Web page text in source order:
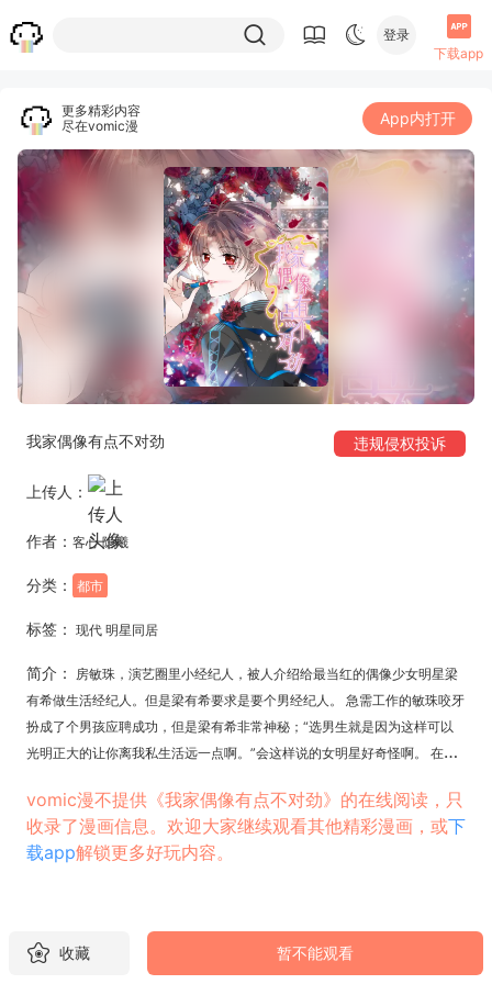
登录
下载app
更多精彩内容
尽在vomic漫
App内打开
我家偶像有点不对劲 违规侵权投诉
上传人：
作者： 客心 隐曦
分类： 都市
标签： 现代 明星同居
简介：
房敏珠，演艺圈里小经纪人，被人介绍给最当红的偶像少女明星梁
有希做生活经纪人。但是梁有希要求是要个男经纪人。 急需工作的敏珠咬牙
扮成了个男孩应聘成功，但是梁有希非常神秘；“选男生就是因为这样可以
光明正大的让你离我私生活远一点啊。”会这样说的女明星好奇怪啊。 在某
vomic漫不提供《我家偶像有点不对劲》的在线阅读，只
收录了漫画信息。欢迎大家继续观看其他精彩漫画，或下
载app解锁更多好玩内容。
收藏 暂不能观看